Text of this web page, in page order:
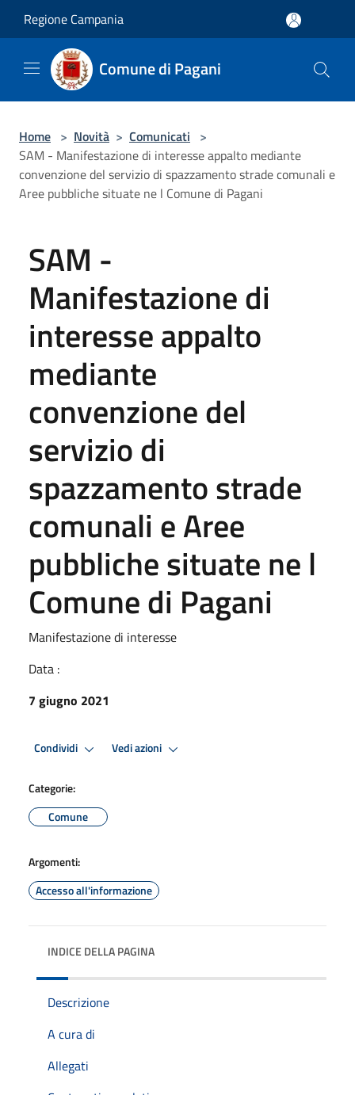
Regione Campania
Comune di Pagani
Home > Novità > Comunicati >
SAM - Manifestazione di interesse appalto mediante
convenzione del servizio di spazzamento strade comunali e
Aree pubbliche situate ne l Comune di Pagani
SAM -
Manifestazione di
interesse appalto
mediante
convenzione del
servizio di
spazzamento strade
comunali e Aree
pubbliche situate ne l
Comune di Pagani
Manifestazione di interesse
Data :
7 giugno 2021
Condividi Vedi azioni
Categorie:
Comune
Argomenti:
Accesso all'informazione
INDICE DELLA PAGINA
Descrizione
A cura di
Allegati